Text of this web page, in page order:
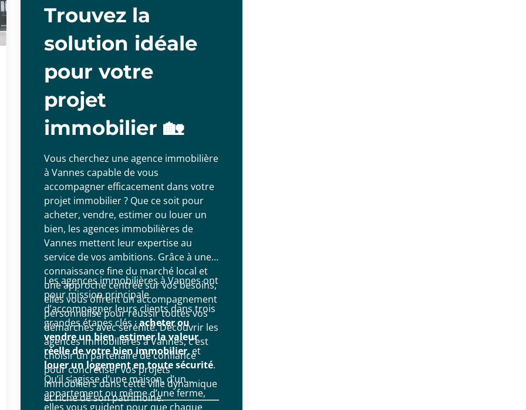
Trouvez la
solution idéale
pour votre
projet
immobilier 🏡
Vous cherchez une agence immobilière
à Vannes capable de vous
accompagner efficacement dans votre
projet immobilier ? Que ce soit pour
acheter, vendre, estimer ou louer un
bien, les agences immobilières de
Vannes mettent leur expertise au
service de vos ambitions. Grâce à une
connaissance fine du marché local et
une approche centrée sur vos besoins,
elles vous offrent un accompagnement
personnalisé pour réussir toutes vos
démarches avec sérénité. Découvrir les
agences immobilières à Vannes, c’est
choisir un partenaire de confiance
pour concrétiser vos projets
immobiliers dans cette ville dynamique
et riche de son patrimoine.
Les agences immobilières à Vannes ont
pour mission principale
d’accompagner leurs clients dans trois
grandes étapes clés :acheter ou
vendre un bien,estimer la valeur
réelle de votre bien immobilier, et
louer un logement en toute sécurité.
Qu’il s’agisse d’une maison, d’un
appartement ou même d’une ferme,
elles vous guident pour que chaque